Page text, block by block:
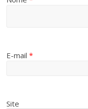
E-mail*
Site